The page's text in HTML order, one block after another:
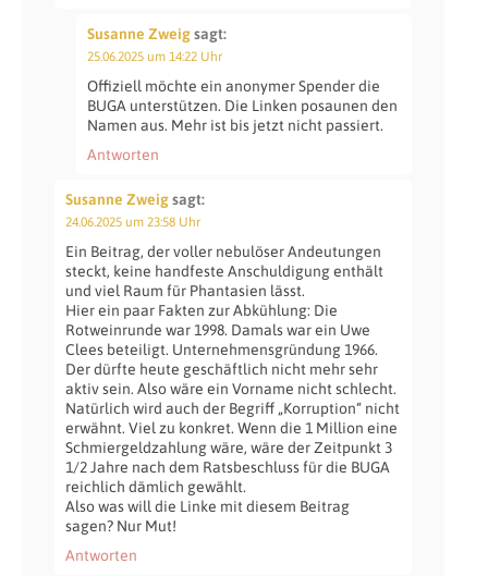
Susanne Zweigsagt:
25.06.2025 um 14:22 Uhr
Offiziell möchte ein anonymer Spender die
BUGA unterstützen. Die Linken posaunen den
Namen aus. Mehr ist bis jetzt nicht passiert.
Antworten
Susanne Zweigsagt:
24.06.2025 um 23:58 Uhr
Ein Beitrag, der voller nebulöser Andeutungen
steckt, keine handfeste Anschuldigung enthält
und viel Raum für Phantasien lässt.
Hier ein paar Fakten zur Abkühlung: Die
Rotweinrunde war 1998. Damals war ein Uwe
Clees beteiligt. Unternehmensgründung 1966.
Der dürfte heute geschäftlich nicht mehr sehr
aktiv sein. Also wäre ein Vorname nicht schlecht.
Natürlich wird auch der Begriff „Korruption“ nicht
erwähnt. Viel zu konkret. Wenn die 1 Million eine
Schmiergeldzahlung wäre, wäre der Zeitpunkt 3
1/2 Jahre nach dem Ratsbeschluss für die BUGA
reichlich dämlich gewählt.
Also was will die Linke mit diesem Beitrag
sagen? Nur Mut!
Antworten